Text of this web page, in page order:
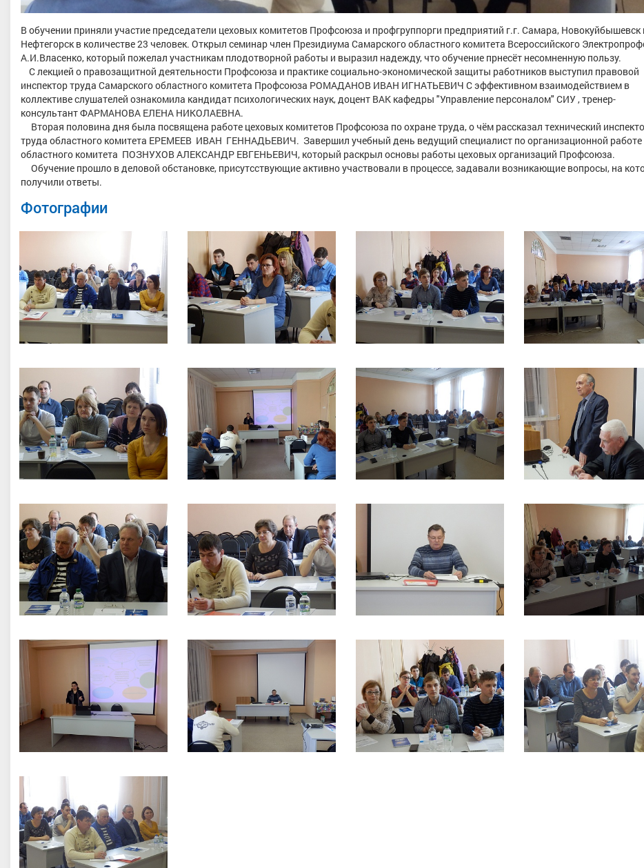
В обучении приняли участие председатели цеховых комитетов Профсоюза и профгруппорги предприятий г.г. Самара, Новокуйбышевск
Нефтегорск в количестве 23 человек. Открыл семинар член Президиума Самарского областного комитета Всероссийского
А.И.Власенко, который пожелал участникам плодотворной работы и выразил надежду, что обучение прнесёт несомненную пользу.
С лекцией о правозащитной деятельности Профсоюза и практике социально-экономической защиты работников выступил правовой
инспектор труда Самарского областного комитета Профсоюза РОМАДАНОВ ИВАН ИГНАТЬЕВИЧ С эффективном взаимодействием в
коллективе слушателей ознакомила кандидат психологических наук, доцент ВАК кафедры "Управление персоналом" СИУ , тренер-
консультант ФАРМАНОВА ЕЛЕНА НИКОЛАЕВНА.
Вторая половина дня была посвящена работе цеховых комитетов Профсоюза по охране труда, о чём рассказал технический
труда областного комитета ЕРЕМЕЕВ ИВАН ГЕННАДЬЕВИЧ. Завершил учебный день ведущий специалист по организационной работе
областного комитета ПОЗНУХОВ АЛЕКСАНДР ЕВГЕНЬЕВИЧ, который раскрыл основы работы цеховых организаций Профсоюза.
Обучение прошло в деловой обстановке, присутсствующие активно участвовали в процессе, задавали возникающие вопросы, на
получили ответы.
Фотографии